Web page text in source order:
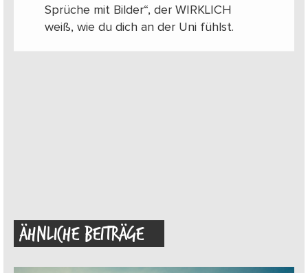
Sprüche mit Bilder“, der WIRKLICH
weiß, wie du dich an der Uni fühlst.
ÄHNLICHE BEITRÄGE